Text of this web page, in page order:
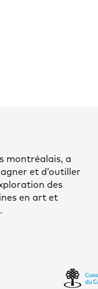
montréalais, a
et d’outiller
des
en art et